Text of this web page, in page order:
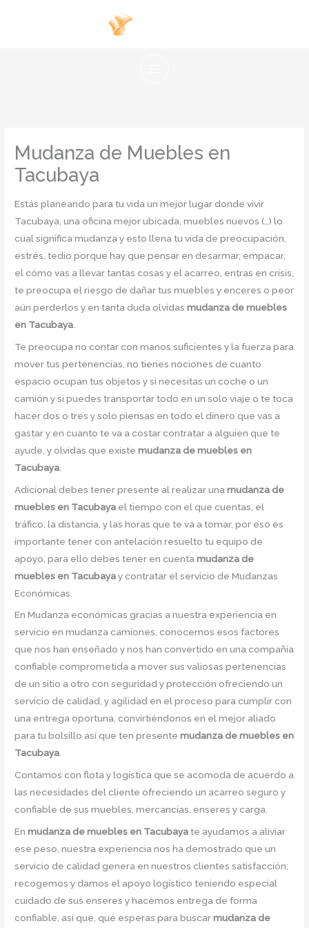
Mudanza de Muebles en
Tacubaya
Estás planeando para tu vida un mejor lugar donde vivir
Tacubaya, una oficina mejor ubicada, muebles nuevos (…) lo
cual significa mudanza y esto llena tu vida de preocupación,
estrés, tedio porque hay que pensar en desarmar, empacar,
el cómo vas a llevar tantas cosas y el acarreo, entras en crisis,
te preocupa el riesgo de dañar tus muebles y enceres o peor
aún perderlos y en tanta duda olvidasmudanza de muebles
en Tacubaya
Te preocupa no contar con manos suficientes y la fuerza para
mover tus pertenencias, no tienes nociones de cuanto
espacio ocupan tus objetos y si necesitas un coche o un
camión y si puedes transportar todo en un solo viaje o te toca
hacer dos o tres y solo piensas en todo el dinero que vas a
gastar y en cuanto te va a costar contratar a alguien que te
ayude, y olvidas que existemudanza de muebles en
Tacubaya
Adicional debes tener presente al realizar unamudanza de
muebles en Tacubaya el tiempo con el que cuentas, el
tráfico, la distancia, y las horas que te va a tomar, por eso es
importante tener con antelación resuelto tu equipo de
apoyo, para ello debes tener en cuentamudanza de
muebles en Tacubayay contratar el servicio de Mudanzas
Económicas.
En Mudanza económicas gracias a nuestra experiencia en
servicio en mudanza camiones, conocemos esos factores
que nos han enseñado y nos han convertido en una compañía
confiable comprometida a mover sus valiosas pertenencias
de un sitio a otro con seguridad y protección ofreciendo un
servicio de calidad, y agilidad en el proceso para cumplir con
una entrega oportuna, convirtiéndonos en el mejor aliado
para tu bolsillo así que ten presentemudanza de muebles en
Tacubaya.
Contamos con flota y logística que se acomoda de acuerdo a
las necesidades del cliente ofreciendo un acarreo seguro y
confiable de sus muebles, mercancías, enseres y carga.
Enmudanza de muebles en Tacubaya te ayudamos a aliviar
ese peso, nuestra experiencia nos ha demostrado que un
servicio de calidad genera en nuestros clientes satisfacción;
recogemos y damos el apoyo logístico teniendo especial
cuidado de sus enseres y hacemos entrega de forma
confiable, así que, qué esperas para buscarmudanza de